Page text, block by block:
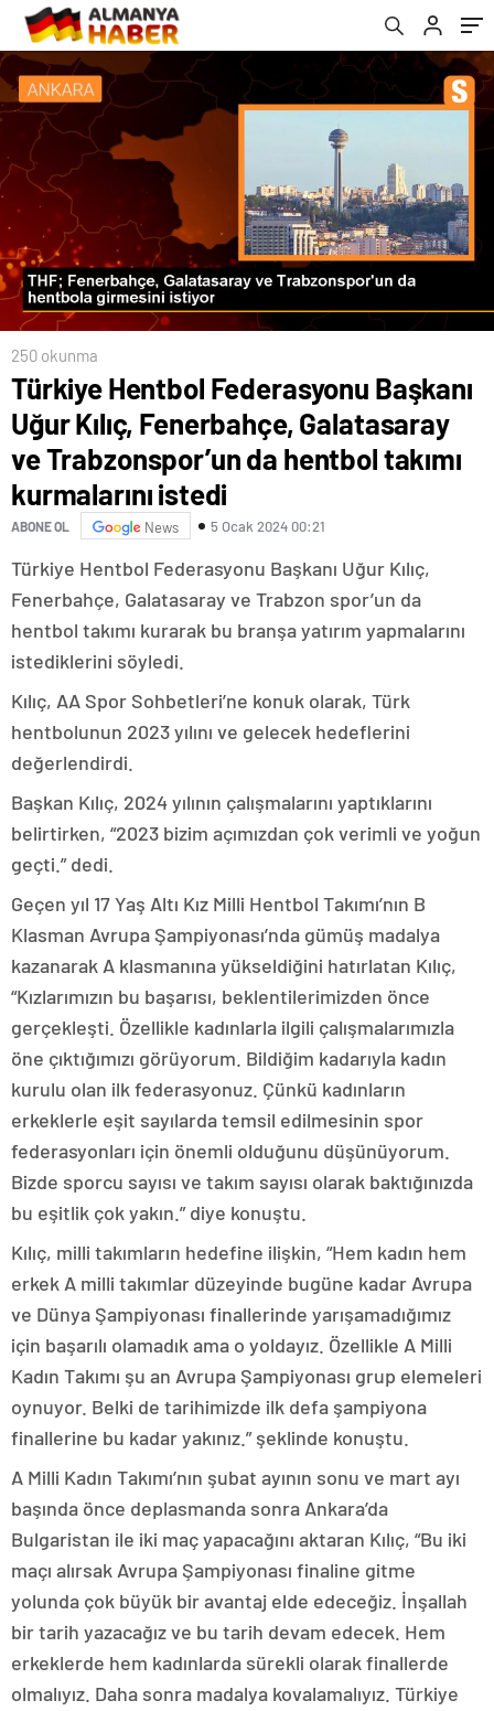
Trabzonspor’un da hentbol takımı
kurmalarını istedi
250 okunma
Türkiye Hentbol Federasyonu Başkanı
Uğur Kılıç, Fenerbahçe, Galatasaray
ve Trabzonspor’un da hentbol takımı
kurmalarını istedi
ABONE OL News 5 Ocak 2024 00:21
Türkiye Hentbol Federasyonu Başkanı Uğur Kılıç,
Fenerbahçe, Galatasaray ve Trabzon spor’un da
hentbol takımı kurarak bu branşa yatırım yapmalarını
istediklerini söyledi.
Kılıç, AA Spor Sohbetleri’ne konuk olarak, Türk
hentbolunun 2023 yılını ve gelecek hedeflerini
değerlendirdi.
Başkan Kılıç, 2024 yılının çalışmalarını yaptıklarını
belirtirken, “2023 bizim açımızdan çok verimli ve yoğun
geçti.” dedi.
Geçen yıl 17 Yaş Altı Kız Milli Hentbol Takımı’nın B
Klasman Avrupa Şampiyonası’nda gümüş madalya
kazanarak A klasmanına yükseldiğini hatırlatan Kılıç,
“Kızlarımızın bu başarısı, beklentilerimizden önce
gerçekleşti. Özellikle kadınlarla ilgili çalışmalarımızla
öne çıktığımızı görüyorum. Bildiğim kadarıyla kadın
kurulu olan ilk federasyonuz. Çünkü kadınların
erkeklerle eşit sayılarda temsil edilmesinin spor
federasyonları için önemli olduğunu düşünüyorum.
Bizde sporcu sayısı ve takım sayısı olarak baktığınızda
bu eşitlik çok yakın.” diye konuştu.
Kılıç, milli takımların hedefine ilişkin, “Hem kadın hem
erkek A milli takımlar düzeyinde bugüne kadar Avrupa
ve Dünya Şampiyonası finallerinde yarışamadığımız
için başarılı olamadık ama o yoldayız. Özellikle A Milli
Kadın Takımı şu an Avrupa Şampiyonası grup elemeleri
oynuyor. Belki de tarihimizde ilk defa şampiyona
finallerine bu kadar yakınız.” şeklinde konuştu.
A Milli Kadın Takımı’nın şubat ayının sonu ve mart ayı
başında önce deplasmanda sonra Ankara’da
Bulgaristan ile iki maç yapacağını aktaran Kılıç, “Bu iki
maçı alırsak Avrupa Şampiyonası finaline gitme
yolunda çok büyük bir avantaj elde edeceğiz. İnşallah
bir tarih yazacağız ve bu tarih devam edecek. Hem
erkeklerde hem kadınlarda sürekli olarak finallerde
olmalıyız. Daha sonra madalya kovalamalıyız. Türkiye
hazırladıkça sıralı şampiyonluklar en büyük
hedefimiz